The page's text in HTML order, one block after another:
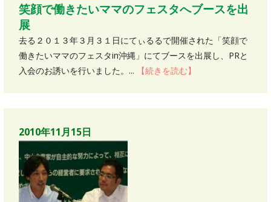
笑顔で働きたいママのフェスタへブースを出
展
去る２０１３年３月３１日にてぃるるで開催された「笑顔で
働きたいママのフェスタin沖縄」にてブースを出展し、PRと
入会のお誘いを行いました。...
【続きを読む】
2010年11月15日